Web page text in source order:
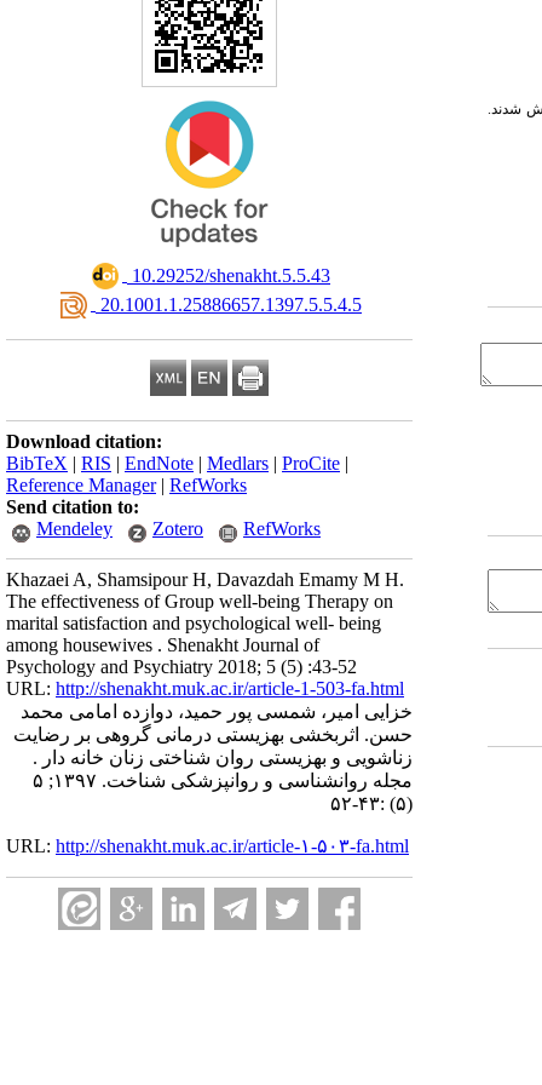
‎ 10.29252/shenakht.5.5.43
‎ 20.1001.1.25886657.1397.5.5.4.5
Download citation:
BibTeX | RIS | EndNote | Medlars | ProCite |
Reference Manager| RefWorks
Send citation to:
Mendeley
Zotero RefWorks
Khazaei A, Shamsipour H, Davazdah Emamy M H.
The effectiveness of Group well-being Therapy on
marital satisfaction and psychological well- being
among housewives . Shenakht Journal of
Psychology and Psychiatry 2018; 5 (5) :43-52
URL: http://shenakht.muk.ac.ir/article-1-503-fa.html
خزایی امیر، شمسی پور حمید، دوازده امامی محمد
حسن. اثربخشی بهزیستی درمانی گروهی بر رضایت
زناشویی و بهزیستی روان شناختی زنان خانه دار .
مجله روانشناسی و روانپزشکی شناخت. ۱۳۹۷; ۵
(۵) :۴۳-۵۲
URL: http://shenakht.muk.ac.ir/article-۱-۵۰۳-fa.html
نفری آزمایش و کنترل گمارش شدند.